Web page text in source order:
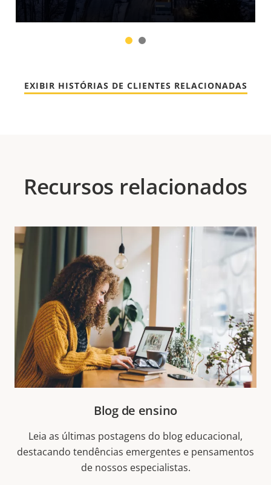
1
EXIBIR HISTÓRIAS DE CLIENTES RELACIONADAS
Recursos relacionados
Blog de ensino
Leia as últimas postagens do blog educacional,
destacando tendências emergentes e pensamentos
de nossos especialistas.